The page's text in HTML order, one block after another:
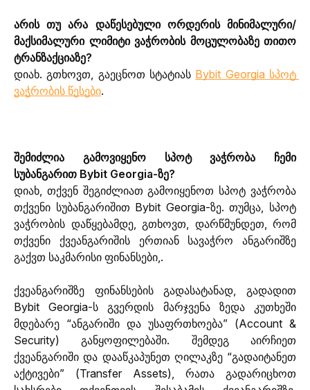
არის თუ არა დაწესებული ორდერის მინიმალური/
მაქსიმალური ლიმიტი ვაჭრობის მოცულობაზე თითო
ტრანზაქციაზე?
დიახ. გთხოვთ, გაეცნოთ სტატიას Bybit Georgia სპოტ
ვაჭრობის წესები.
შემიძლია გამოვიყენო სპოტ ვაჭრობა ჩემი
სუბანგარით Bybit Georgia-ზე?
დიახ, თქვენ შეგიძლიათ გამოიყენოთ სპოტ ვაჭრობა
თქვენი სუბანგარიშით Bybit Georgia-ზე. თუმცა, სპოტ
ვაჭრობის დაწყებამდე, გთხოვთ, დარწმუნდეთ, რომ
თქვენი ქვეანგარიშის ერთიან სავაჭრო ანგარიშზე
გაქვთ საკმარისი ფინანსები,.
ქვეანგარიშზე ფინანსების გადასატანად, გადადით
Bybit Georgia-ს გვერდის მარჯვენა ზედა კუთხეში
მდებარე “ანგარიში და უსაფრთხოება” (Account &
Security) განყოფილებაში. შემდეგ აირჩიეთ
ქვეანგარიში და დააწკაპუნეთ ღილაკზე “გადაიტანეთ
აქტივები” (Transfer Assets), რათა გადარიცხოთ